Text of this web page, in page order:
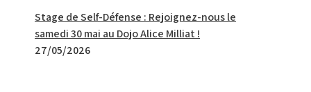
Stage de Self-Défense : Rejoignez-nous le
samedi 30 mai au Dojo Alice Milliat !
27/05/2026